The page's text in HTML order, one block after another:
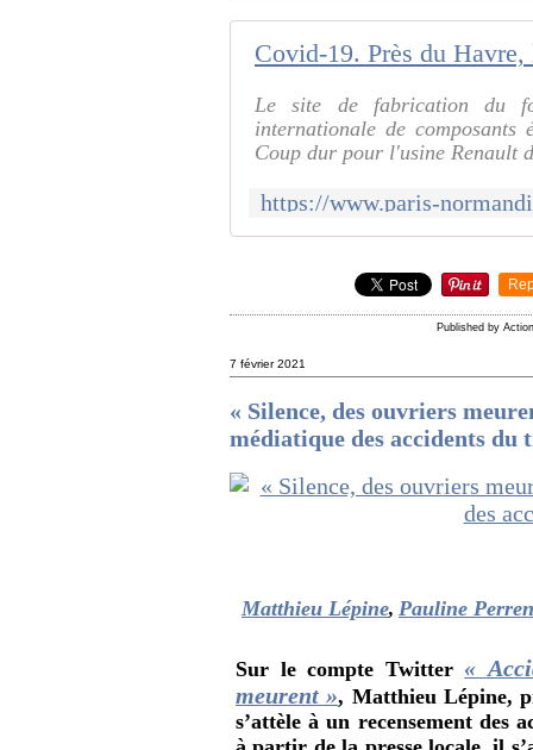
Le site de fabrication du
internationale de
Coup dur pour l'usine Renault
Published by
7 février 2021
« Silence, des ouvriers
médiatique des accidents du
Matthieu Lépine, Pauline
Sur le compte Twitter «
meurent », Matthieu Lépine,
s’attèle à un recensement des